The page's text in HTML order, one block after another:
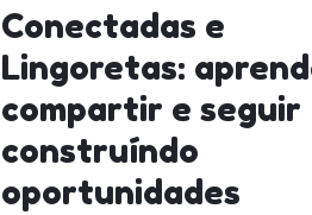
Conectadas e
Lingoretas:
compartir e seguir
construíndo
oportunidades